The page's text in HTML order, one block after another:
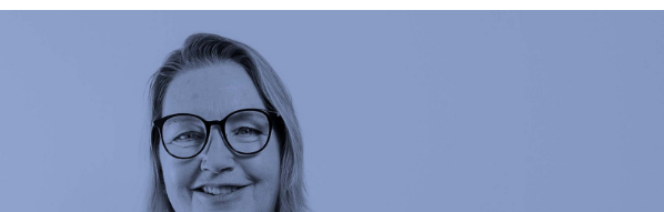
Trefwoorden